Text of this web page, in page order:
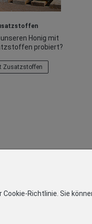
Honig mit
probiert?
Zusatzstoffen
Richtlinie. Sie